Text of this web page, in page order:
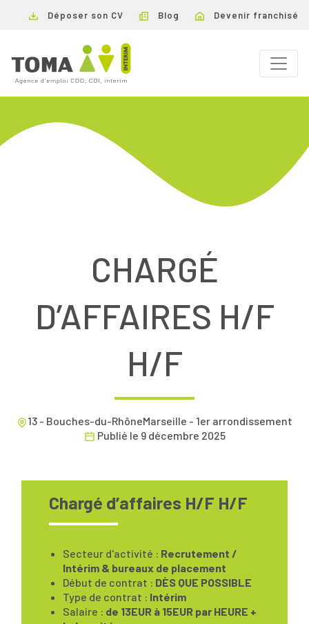
Déposer son CV Blog Devenir franchisé
CHARGÉ
D’AFFAIRES H/F
H/F
13 - Bouches-du-RhôneMarseille - 1er arrondissement
Publié le 9 décembre 2025
Chargé d’affaires H/F H/F
Secteur d'activité : Recrutement /
Intérim & bureaux de placement
Début de contrat : DÈS QUE POSSIBLE
Type de contrat : Intérim
Salaire : de 13EUR à 15EUR par HEURE +